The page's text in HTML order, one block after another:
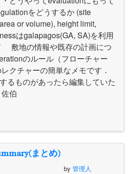
をどうするか (site
or volume), height limit,
はgalapagos(GA, SA)を利用
敷地の情報や既存の計画につ
のルール（フローチャー
クチャーの簡単なメモです．
るものがあったら編集していた
伯
まとめ)
by 管理人